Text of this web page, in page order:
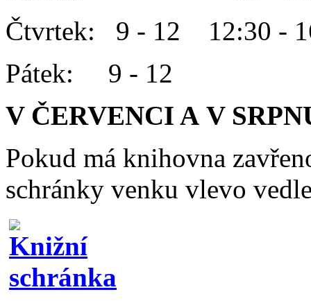
Čtvrtek: 9 - 12 12:30 -
Pátek: 9 - 12
V ČERVENCI A V
Pokud má knihovna
schránky venku vlevo